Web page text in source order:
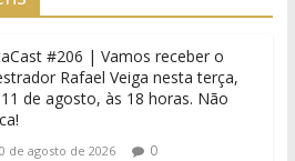
#206 | Vamos receber o
Rafael Veiga nesta terça,
de agosto, às 18 horas. Não
de agosto de 2026 0